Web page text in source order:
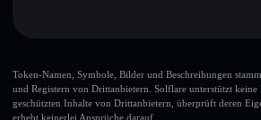
Token-Namen, Symbole, Bilder und Beschreibungen
und Registern von Drittanbietern. Solflare unterstützt
geschützten Inhalte von Drittanbietern, überprüft deren
erhebt keinerlei Ansprüche darauf.